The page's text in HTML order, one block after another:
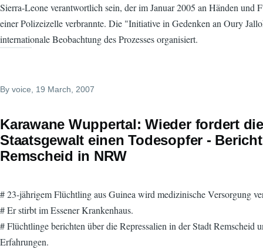
Sierra-Leone verantwortlich sein, der im Januar 2005 an Händen und
einer Polizeizelle verbrannte. Die "Initiative in Gedenken an Oury
internationale Beobachtung des Prozesses organisiert.
By voice , 19 March, 2007
Karawane Wuppertal: Wieder fordert die
Staatsgewalt einen Todesopfer -
Remscheid in NRW
# 23-jährigem Flüchtling aus Guinea wird medizinische Versorgung
# Er stirbt im Essener Krankenhaus.
# Flüchtlinge berichten über die Repressalien in der Stadt Remscheid
Erfahrungen.